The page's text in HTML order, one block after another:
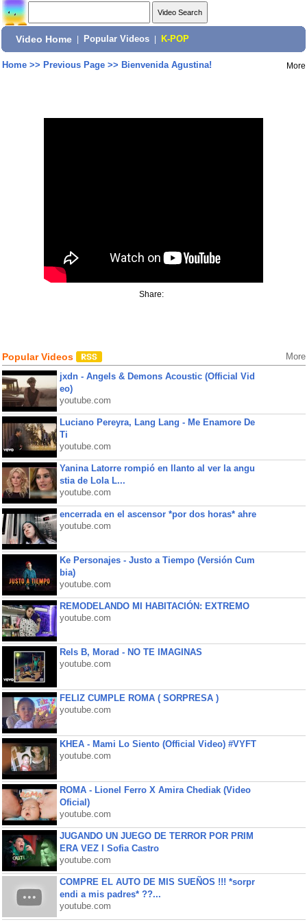
Video Home Popular Videos K-POP
Home>> Previous Page>> Bienvenida Agustina! More
Share:
Popular Videos More
jxdn - Angels & Demons Acoustic (Official Vid
eo)
youtube.com
Luciano Pereyra, Lang Lang - Me Enamore De
Ti
youtube.com
Yanina Latorre rompió en llanto al ver la angu
stia de Lola L...
youtube.com
encerrada en el ascensor *por dos horas* ahre
youtube.com
Ke Personajes - Justo a Tiempo (Versión Cum
bia)
youtube.com
REMODELANDO MI HABITACIÓN: EXTREMO
youtube.com
Rels B, Morad - NO TE IMAGINAS
youtube.com
FELIZ CUMPLE ROMA ( SORPRESA )
youtube.com
KHEA - Mami Lo Siento (Official Video) #VYFT
youtube.com
ROMA - Lionel Ferro X Amira Chediak (Video
Oficial)
youtube.com
JUGANDO UN JUEGO DE TERROR POR PRIM
ERA VEZ l Sofia Castro
youtube.com
COMPRE EL AUTO DE MIS SUEÑOS !!! *sorpr
endi a mis padres* ??...
youtube.com